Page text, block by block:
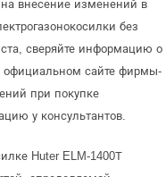
на внесение изменений в
без
сверяйте информацию о
официальном сайте фирмы-
при покупке
у консультантов.
Huter ELM-1400Т